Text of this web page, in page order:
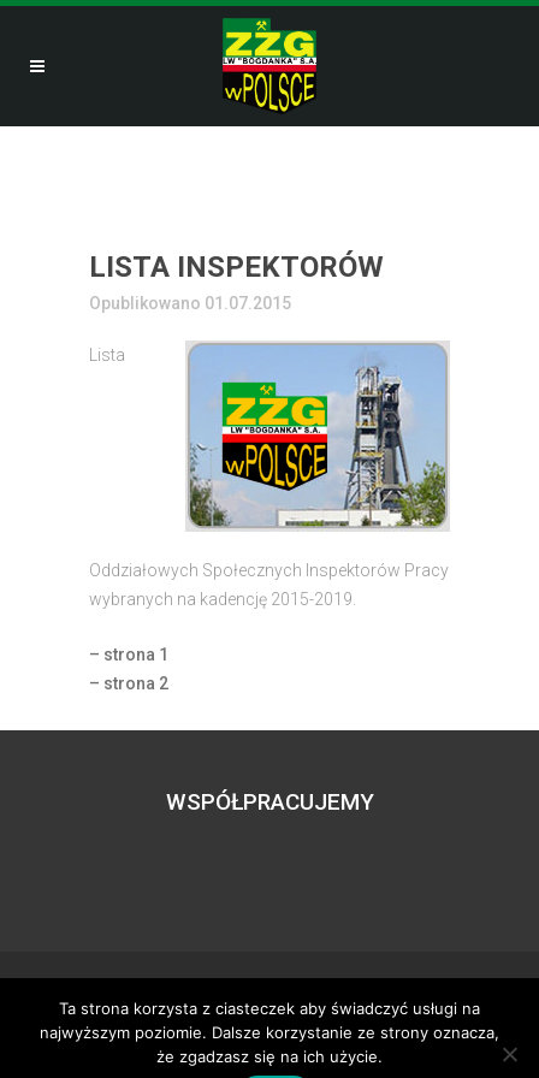
LISTA INSPEKTORÓW
Opublikowano 01.07.2015
Lista
Oddziałowych Społecznych Inspektorów Pracy
wybranych na kadencję 2015-2019.
– strona 1
– strona 2
WSPÓŁPRACUJEMY
Wszystkie prawa zastrzeżone – zzgbogdanka.pl
Dostosowanie:Tworzenie stron www– H5studio.pl
Ta strona korzysta z ciasteczek aby świadczyć usługi na
najwyższym poziomie. Dalsze korzystanie ze strony oznacza,
że zgadzasz się na ich użycie.